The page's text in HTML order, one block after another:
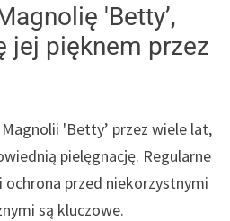
'Betty’,
jej pięknem przez
'Betty’ przez wiele lat,
pielęgnację. Regularne
ochrona przed niekorzystnymi
są kluczowe.